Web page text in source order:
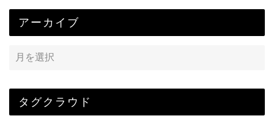
アーカイブ
タグクラウド